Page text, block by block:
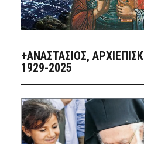
+ΑΝΑΣΤΆΣΙΟΣ,
1929-2025